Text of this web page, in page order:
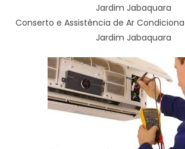
Jardim Jabaquara
Conserto e Assistência de Ar
Jardim Jabaquara